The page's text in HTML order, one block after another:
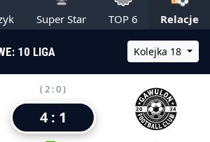
Super Star TOP 6 Relacje
10 LIGA Kolejka 18
( 2 : 0 )
4 : 1